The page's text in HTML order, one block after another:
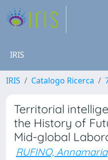
IRIS
IRIS Catalogo Ricerca
Territorial
the History of
Mid-global
RUFINO, Annamaria